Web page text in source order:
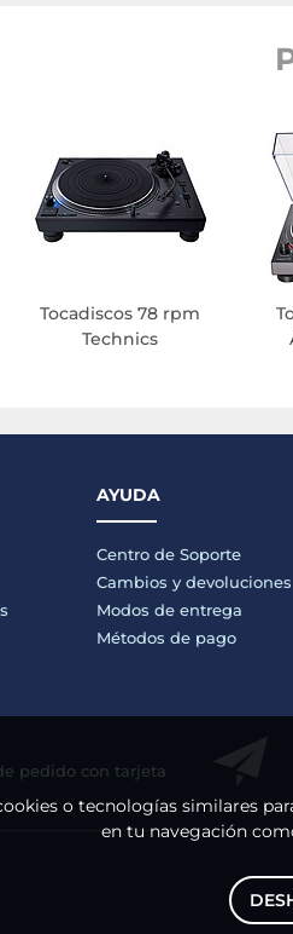
Tocadiscos 78 rpm
Technics
AYUDA
Centro de Soporte
Cambios y devoluciones
Modos de entrega
Métodos de pago
pedido con tarjeta
o tecnologías similares
en tu navegación